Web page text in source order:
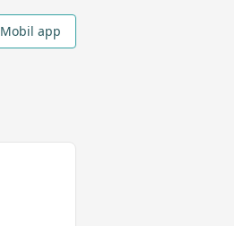
Mobil app